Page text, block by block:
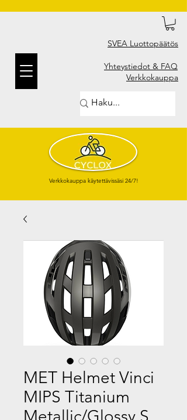
SVEA Luottopäätös
Yhteystiedot & FAQ
Verkkokauppa
Verkkokauppa käytettävissäsi 24/7!
MET Helmet Vinci
MIPS Titanium
Metallic/Glossy S